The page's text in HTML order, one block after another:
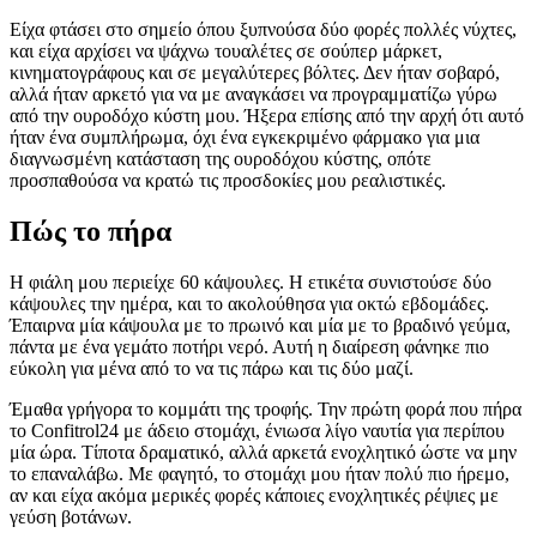
Είχα φτάσει στο σημείο όπου ξυπνούσα δύο φορές πολλές νύχτες,
και είχα αρχίσει να ψάχνω τουαλέτες σε σούπερ μάρκετ,
κινηματογράφους και σε μεγαλύτερες βόλτες. Δεν ήταν σοβαρό,
αλλά ήταν αρκετό για να με αναγκάσει να προγραμματίζω γύρω
από την ουροδόχο κύστη μου. Ήξερα επίσης από την αρχή ότι αυτό
ήταν ένα συμπλήρωμα, όχι ένα εγκεκριμένο φάρμακο για μια
διαγνωσμένη κατάσταση της ουροδόχου κύστης, οπότε
προσπαθούσα να κρατώ τις προσδοκίες μου ρεαλιστικές.
Πώς το πήρα
Η φιάλη μου περιείχε 60 κάψουλες. Η ετικέτα συνιστούσε δύο
κάψουλες την ημέρα, και το ακολούθησα για οκτώ εβδομάδες.
Έπαιρνα μία κάψουλα με το πρωινό και μία με το βραδινό γεύμα,
πάντα με ένα γεμάτο ποτήρι νερό. Αυτή η διαίρεση φάνηκε πιο
εύκολη για μένα από το να τις πάρω και τις δύο μαζί.
Έμαθα γρήγορα το κομμάτι της τροφής. Την πρώτη φορά που πήρα
το Confitrol24 με άδειο στομάχι, ένιωσα λίγο ναυτία για περίπου
μία ώρα. Τίποτα δραματικό, αλλά αρκετά ενοχλητικό ώστε να μην
το επαναλάβω. Με φαγητό, το στομάχι μου ήταν πολύ πιο ήρεμο,
αν και είχα ακόμα μερικές φορές κάποιες ενοχλητικές ρέψιες με
γεύση βοτάνων.